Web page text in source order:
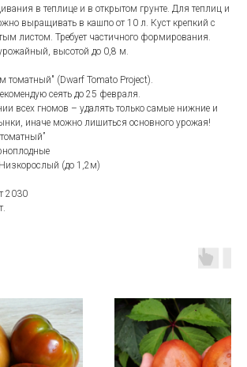
в теплице и в открытом грунте. Для теплиц и
выращивать в кашпо от 10 л. Куст крепкий с
листом. Требует частичного формирования.
высотой до 0,8 м.
томатный" (Dwarf Tomato Project).
сеять до 25 февраля.
всех гномов – удалять только самые нижние и
иначе можно лишиться основного урожая!
(до 1,2м)
2030